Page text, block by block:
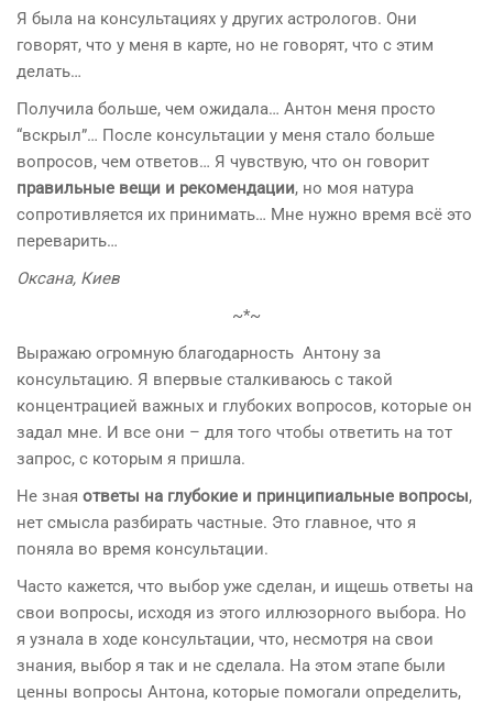
Я была на консультациях у других астрологов. Они
говорят, что у меня в карте, но не говорят, что с этим
делать…
Получила больше, чем ожидала… Антон меня просто
“вскрыл”… После консультации у меня стало больше
вопросов, чем ответов… Я чувствую, что он говорит
правильные вещи и рекомендации, но моя натура
сопротивляется их принимать… Мне нужно время всё это
переварить…
Оксана, Киев
~*~
Выражаю огромную благодарность Антону за
консультацию. Я впервые сталкиваюсь с такой
концентрацией важных и глубоких вопросов, которые он
задал мне. И все они – для того чтобы ответить на тот
запрос, с которым я пришла.
Не зная ответы на глубокие и принципиальные вопросы,
нет смысла разбирать частные. Это главное, что я
поняла во время консультации.
Часто кажется, что выбор уже сделан, и ищешь ответы на
свои вопросы, исходя из этого иллюзорного выбора. Но
я узнала в ходе консультации, что, несмотря на свои
знания, выбор я так и не сделала. На этом этапе были
ценны вопросы Антона, которые помогали определить,